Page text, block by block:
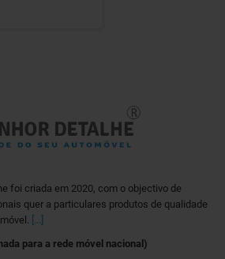
foi criada em 2020, com o objectivo de
quer a particulares produtos de qualidade
[...]
para a rede móvel nacional)